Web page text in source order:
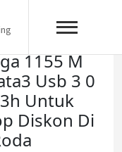
1155 M
Usb 3 0
Untuk
Diskon Di